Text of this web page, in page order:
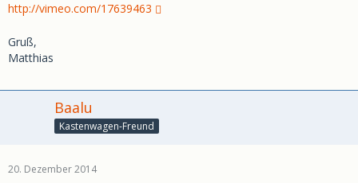
http://vimeo.com/17639463
Gruß,
Matthias
Baalu
Kastenwagen-Freund
20. Dezember 2014